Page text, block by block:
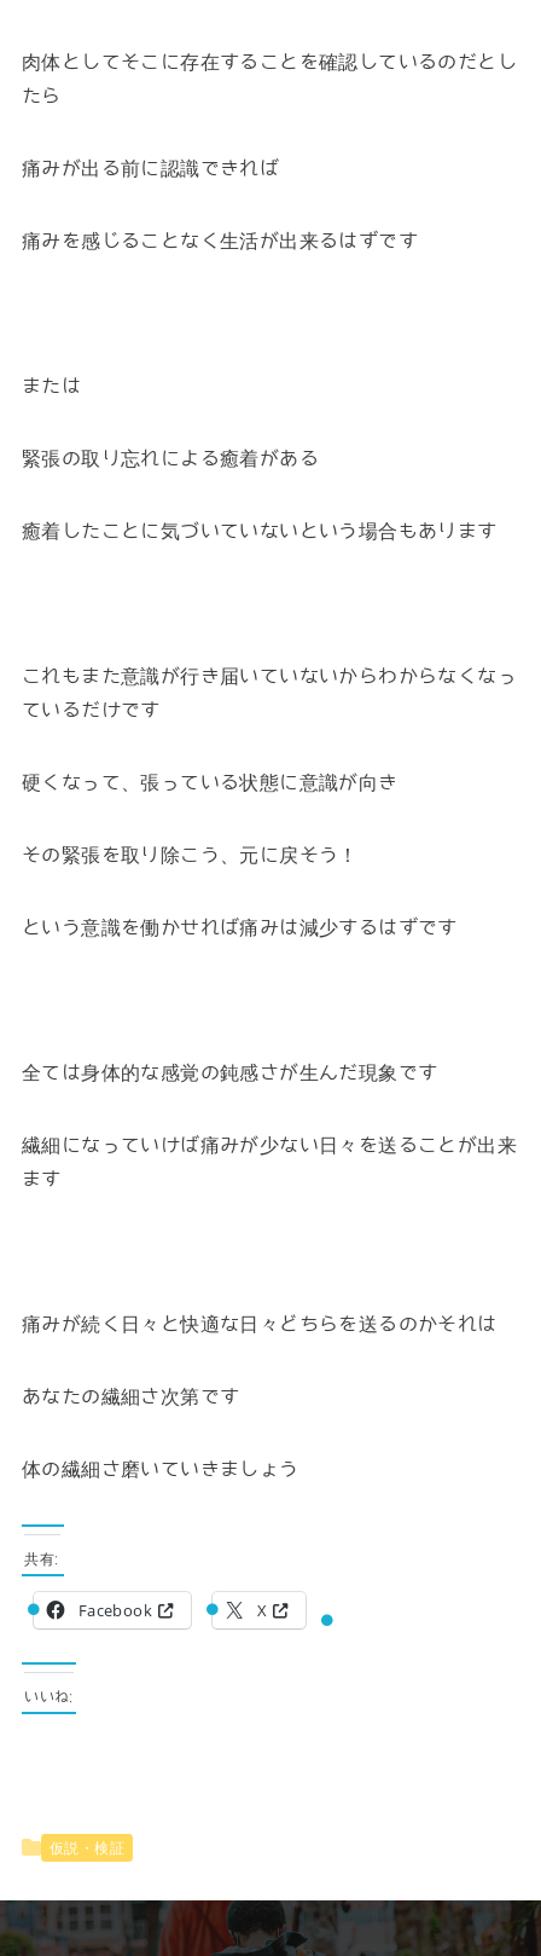
肉体としてそこに存在することを確認しているのだとし
たら
痛みが出る前に認識できれば
痛みを感じることなく生活が出来るはずです
または
緊張の取り忘れによる癒着がある
癒着したことに気づいていないという場合もあります
これもまた意識が行き届いていないからわからなくなっ
ているだけです
硬くなって、張っている状態に意識が向き
その緊張を取り除こう、元に戻そう！
という意識を働かせれば痛みは減少するはずです
全ては身体的な感覚の鈍感さが生んだ現象です
繊細になっていけば痛みが少ない日々を送ることが出来
ます
痛みが続く日々と快適な日々どちらを送るのかそれは
あなたの繊細さ次第です
体の繊細さ磨いていきましょう
共有:
Facebook X
いいね:
仮説・検証